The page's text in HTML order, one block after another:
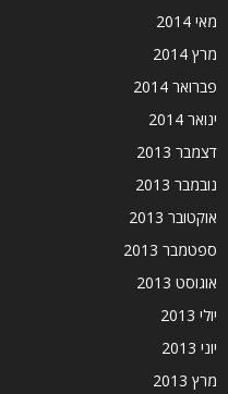
מאי 2014
מרץ 2014
פברואר 2014
ינואר 2014
דצמבר 2013
נובמבר 2013
אוקטובר 2013
ספטמבר 2013
אוגוסט 2013
יולי 2013
יוני 2013
מרץ 2013